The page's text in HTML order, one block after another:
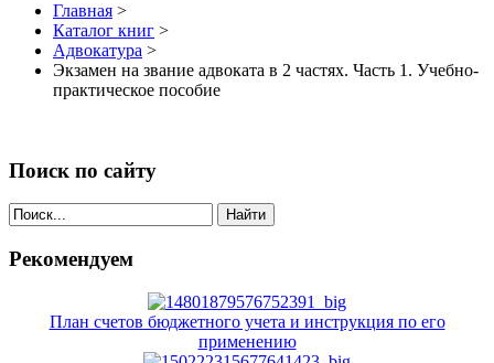
Главная >
Каталог книг >
Адвокатура >
Экзамен на звание адвоката в 2 частях. Часть 1. Учебно-
практическое пособие
Поиск по сайту
Найти
Рекомендуем
План счетов бюджетного учета и инструкция по его
применению